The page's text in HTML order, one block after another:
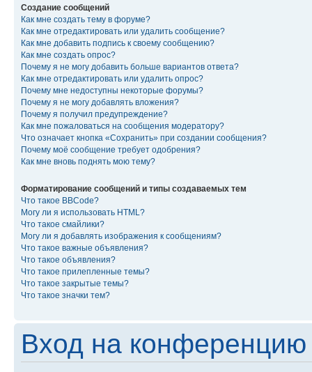
Создание сообщений
Как мне создать тему в форуме?
Как мне отредактировать или удалить сообщение?
Как мне добавить подпись к своему сообщению?
Как мне создать опрос?
Почему я не могу добавить больше вариантов ответа?
Как мне отредактировать или удалить опрос?
Почему мне недоступны некоторые форумы?
Почему я не могу добавлять вложения?
Почему я получил предупреждение?
Как мне пожаловаться на сообщения модератору?
Что означает кнопка «Сохранить» при создании сообщения?
Почему моё сообщение требует одобрения?
Как мне вновь поднять мою тему?
Форматирование сообщений и типы создаваемых тем
Что такое BBCode?
Могу ли я использовать HTML?
Что такое смайлики?
Могу ли я добавлять изображения к сообщениям?
Что такое важные объявления?
Что такое объявления?
Что такое прилепленные темы?
Что такое закрытые темы?
Что такое значки тем?
Вход на конференцию